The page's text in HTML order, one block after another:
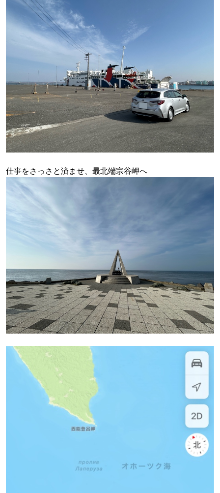
仕事をさっさと済ませ、最北端宗谷岬へ